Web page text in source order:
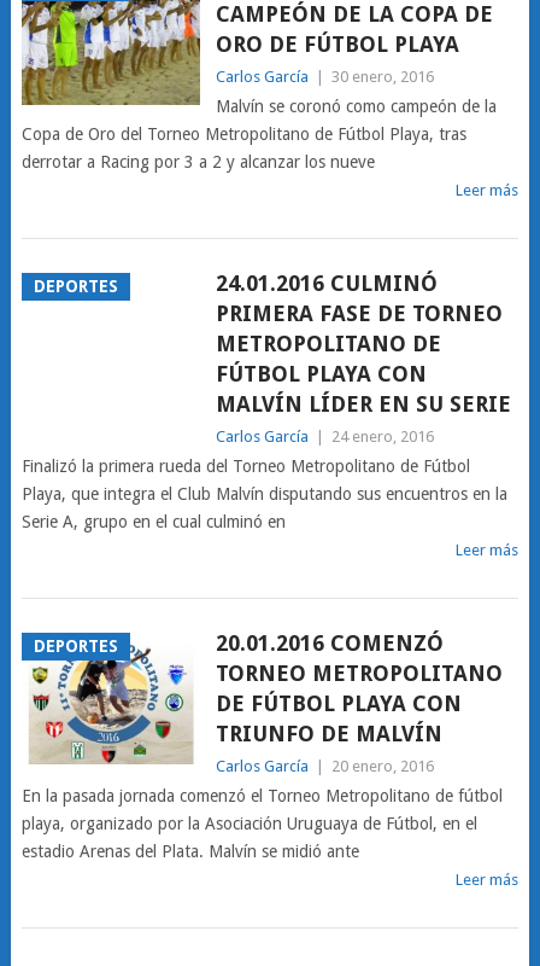
CAMPEÓN DE LA COPA DE
ORO DE FÚTBOL PLAYA
Carlos García 30 enero, 2016
Malvín se coronó como campeón de la
Copa de Oro del Torneo Metropolitano de Fútbol Playa, tras
derrotar a Racing por 3 a 2 y alcanzar los nueve
Leer más
DEPORTES
24.01.2016 CULMINÓ
PRIMERA FASE DE TORNEO
METROPOLITANO DE
FÚTBOL PLAYA CON
MALVÍN LÍDER EN SU SERIE
Carlos García 24 enero, 2016
Finalizó la primera rueda del Torneo Metropolitano de Fútbol
Playa, que integra el Club Malvín disputando sus encuentros en la
Serie A, grupo en el cual culminó en
Leer más
DEPORTES
20.01.2016 COMENZÓ
TORNEO METROPOLITANO
DE FÚTBOL PLAYA CON
TRIUNFO DE MALVÍN
Carlos García 20 enero, 2016
En la pasada jornada comenzó el Torneo Metropolitano de fútbol
playa, organizado por la Asociación Uruguaya de Fútbol, en el
estadio Arenas del Plata. Malvín se midió ante
Leer más